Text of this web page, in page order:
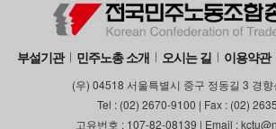
부설기관 민주노총 소개 오시는 길 이용약관
(우) 04518 서울특별시 중구 정동길 3 경
Tel : (02) 2670-9100 | Fax : (02)
고유번호 : 107-82-08139 | Email :